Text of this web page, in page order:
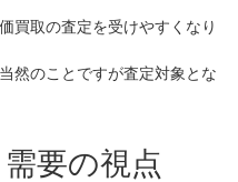
買取の査定を受けやすくなり
然のことですが査定対象とな
要の視点